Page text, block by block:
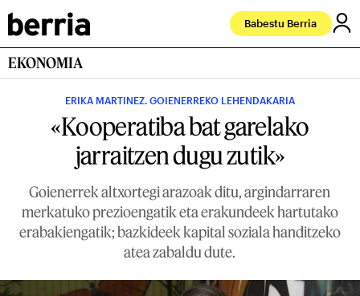
Babestu Berria
EKONOMIA
ERIKA MARTINEZ. GOIENERREKO LEHENDAKARIA
«Kooperatiba bat garelako
jarraitzen dugu zutik»
Goienerrek altxortegi arazoak ditu, argindarraren
merkatuko prezioengatik eta erakundeek hartutako
erabakiengatik; bazkideek kapital soziala handitzeko
atea zabaldu dute.